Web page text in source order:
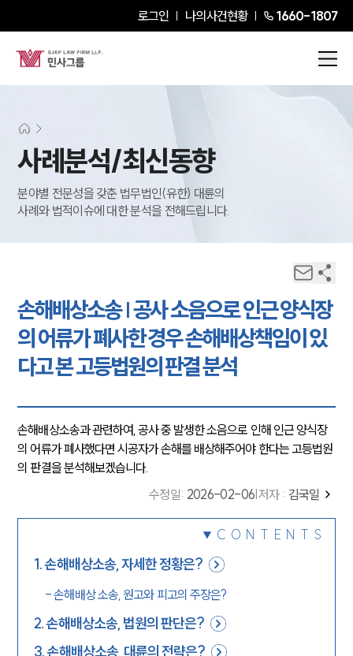
로그인 나의사건현황 1660-1807
사례분석/최신동향
분야별 전문성을 갖춘 법무법인(유한) 대륜의
사례와 법적이슈에 대한 분석을 전해드립니다.
손해배상소송 | 공사 소음으로 인근 양식장
의 어류가 폐사한 경우 손해배상책임이 있
다고 본 고등법원의 판결 분석
손해배상소송과 관련하여, 공사 중 발생한 소음으로 인해 인근 양식장
의 어류가 폐사했다면 시공자가 손해를 배상해주어야 한다는 고등법원
의 판결을 분석해보겠습니다.
수정일: 2026-02-06 저자 : 김국일
CONTENTS
1.손해배상소송, 자세한 정황은?
-손해배상 소송, 원고와 피고의 주장은?
2.손해배상소송, 법원의 판단은?
3.손해배상소송, 대륜의 전략은?